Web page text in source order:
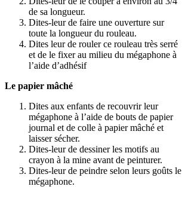
de sa longueur.
Dites-leur de faire une ouverture sur
toute la longueur du rouleau.
Dites leur de rouler ce rouleau très serré
et de le fixer au milieu du mégaphone à
l’aide d’adhésif
Le papier mâché
Dites aux enfants de recouvrir leur
mégaphone à l’aide de bouts de papier
journal et de colle à papier mâché et
laisser sécher.
Dites-leur de dessiner les motifs au
crayon à la mine avant de peinturer.
Dites-leur de peindre selon leurs goûts le
mégaphone.